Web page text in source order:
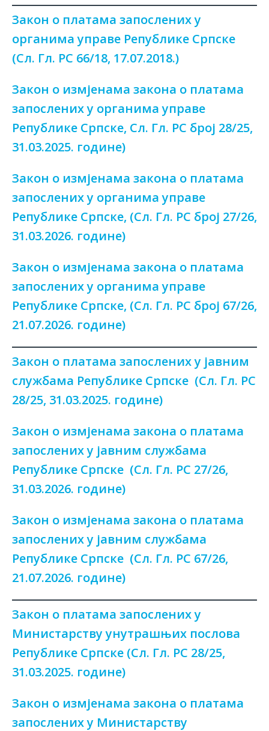
Закон о платама запослених у
органима управе Републике Српске
(Сл. Гл. РС 66/18, 17.07.2018.)
Закон о измјенама закона о платама
запослених у органима управе
Републике Српске, Сл. Гл. РС број 28/25,
31.03.2025. године)
Закон о измјенама закона о платама
запослених у органима управе
Републике Српске, (Сл. Гл. РС број 27/26,
31.03.2026. године)
Закон о измјенама закона о платама
запослених у органима управе
Републике Српске, (Сл. Гл. РС број 67/26,
21.07.2026. године)
Закон о платама запослених у јавним
службама Републике Српске (Сл. Гл. РС
28/25, 31.03.2025. године)
Закон о измјенама закона о платама
запослених у јавним службама
Републике Српске (Сл. Гл. РС 27/26,
31.03.2026. године)
Закон о измјенама закона о платама
запослених у јавним службама
Републике Српске (Сл. Гл. РС 67/26,
21.07.2026. године)
Закон о платама запослених у
Министарству унутрашњих послова
Републике Српске (Сл. Гл. РС 28/25,
31.03.2025. године)
Закон о измјенама закона о платама
запослених у Министарству